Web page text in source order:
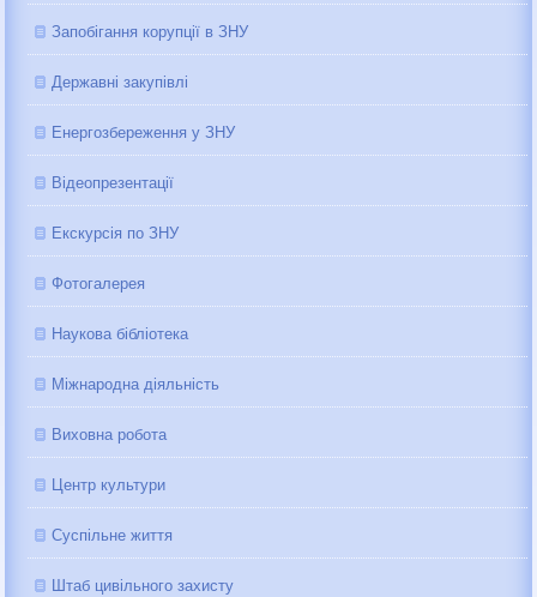
Запобігання корупції в ЗНУ
Державні закупівлі
Енергозбереження у ЗНУ
Відеопрезентації
Екскурсія по ЗНУ
Фотогалерея
Наукова бібліотека
Міжнародна діяльність
Виховна робота
Центр культури
Суспільне життя
Штаб цивільного захисту